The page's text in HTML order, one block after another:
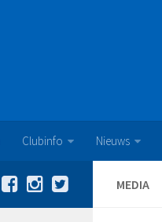
Clubinfo Nieuws
MEDIA